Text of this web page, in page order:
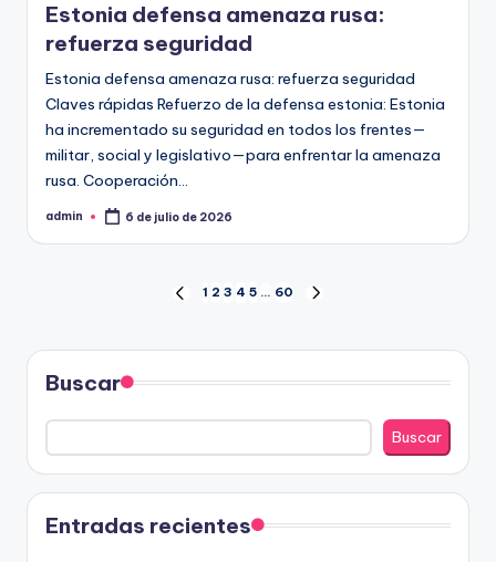
Estonia defensa amenaza rusa:
refuerza seguridad
Estonia defensa amenaza rusa: refuerza seguridad
Claves rápidas Refuerzo de la defensa estonia: Estonia
ha incrementado su seguridad en todos los frentes—
militar, social y legislativo—para enfrentar la amenaza
rusa. Cooperación…
Publicado
admin 6 de julio de 2026
Paginación
de
entradas
PÁGINA
1 2 3 4 5 … 60
Buscar
Buscar
Entradas recientes